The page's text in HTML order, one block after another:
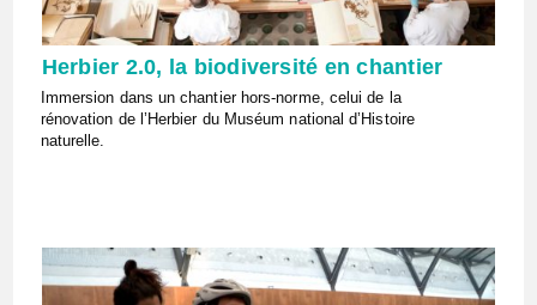
Herbier 2.0, la biodiversité en chantier
Immersion dans un chantier hors-norme, celui de la
rénovation de l’Herbier du Muséum national d’Histoire
naturelle.